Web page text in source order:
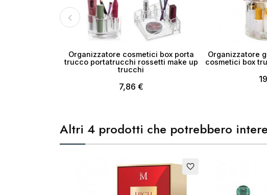
Organizzatore cosmetici box porta
trucco portatrucchi rossetti make up
trucchi
7,86 €
Organizzatore
cosmetici box
Altri 4 prodotti che potrebbero
favorite_border